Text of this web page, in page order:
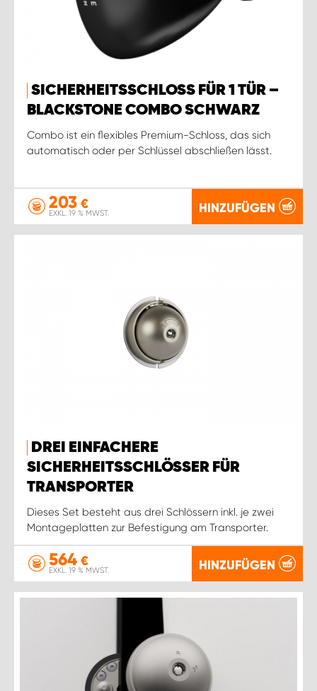
SICHERHEITSSCHLOSS FÜR 1 TÜR –
BLACKSTONE COMBO SCHWARZ
Combo ist ein flexibles Premium-Schloss, das sich
automatisch oder per Schlüssel abschließen lässt.
203 €
EXKL. 19 % MWST. HINZUFÜGEN
DREI EINFACHERE
SICHERHEITSSCHLÖSSER FÜR
TRANSPORTER
Dieses Set besteht aus drei Schlössern inkl. je zwei
Montageplatten zur Befestigung am Transporter.
564 €
EXKL. 19 % MWST. HINZUFÜGEN